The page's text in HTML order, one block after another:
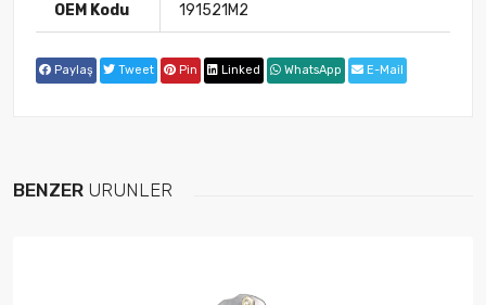
OEM Kodu 191521M2
Paylaş Tweet Pin Linked WhatsApp E-Mail
BENZER ÜRÜNLER